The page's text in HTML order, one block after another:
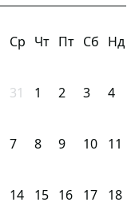
Ср Чт Пт Сб Нд
31 1 2 3 4
7 8 9 10 11
14 15 16 17 18